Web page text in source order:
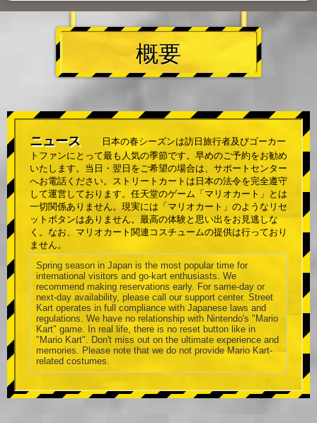
概要
ニュース
日本の春シーズンは訪日旅行者及びゴーカー
トファンにとって最も人気の季節です。早めのご予約をお勧め
いたします。当日・翌日をご希望の場合は、サポートセンター
へお電話ください。ストリートカートは日本の法令を完全遵守
して運営しております。任天堂のゲーム「マリオカート」とは
一切関係ありません。現実には「マリオカート」のようなリセ
ットボタンはありません。最高の体験と思い出をお見逃しな
く。なお、マリオカート関連コスチュームの提供は行っており
ません。
Spring season in Japan is the most popular time for
international visitors and go-kart enthusiasts. We
recommend making reservations early. For same-day or
next-day availability, please call our support center. Street
Kart operates in full compliance with Japanese laws and
regulations. We have no relationship with Nintendo's "Mario
Kart" game. In real life, there is no reset button like in
"Mario Kart". Don't miss out on the ultimate experience and
memories. Please note that we do not provide Mario Kart-
related costumes.